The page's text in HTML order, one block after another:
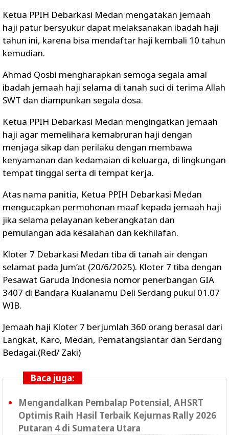
Ketua PPIH Debarkasi Medan mengatakan jemaah
haji patur bersyukur dapat melaksanakan ibadah haji
tahun ini, karena bisa mendaftar haji kembali 10 tahun
kemudian.
Ahmad Qosbi mengharapkan semoga segala amal
ibadah jemaah haji selama di tanah suci di terima Allah
SWT dan diampunkan segala dosa.
Ketua PPIH Debarkasi Medan mengingatkan jemaah
haji agar memelihara kemabruran haji dengan
menjaga sikap dan perilaku dengan membawa
kenyamanan dan kedamaian di keluarga, di lingkungan
tempat tinggal serta di tempat kerja.
Atas nama panitia, Ketua PPIH Debarkasi Medan
mengucapkan permohonan maaf kepada jemaah haji
jika selama pelayanan keberangkatan dan
pemulangan ada kesalahan dan kekhilafan.
Kloter 7 Debarkasi Medan tiba di tanah air dengan
selamat pada Jum’at (20/6/2025). Kloter 7 tiba dengan
Pesawat Garuda Indonesia nomor penerbangan GIA
3407 di Bandara Kualanamu Deli Serdang pukul 01.07
WIB.
Jemaah haji Kloter 7 berjumlah 360 orang berasal dari
Langkat, Karo, Medan, Pematangsiantar dan Serdang
Bedagai.(Red/ Zaki)
Baca juga:
Mengandalkan Pembalap Potensial, AHSRT
Optimis Raih Hasil Terbaik Kejurnas Rally 2026
Putaran 4 di Sumatera Utara